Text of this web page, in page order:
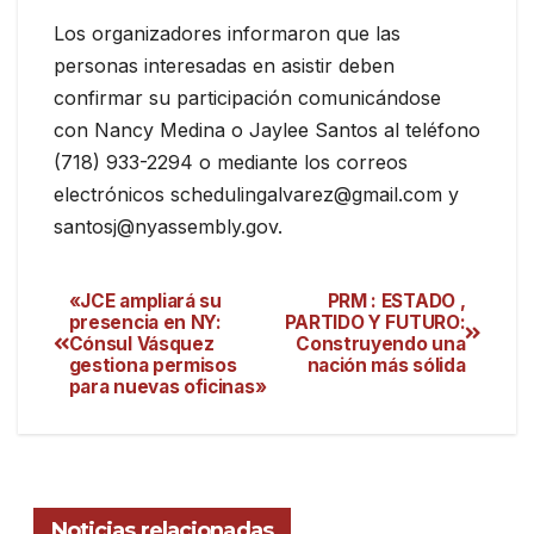
Los organizadores informaron que las
personas interesadas en asistir deben
confirmar su participación comunicándose
con Nancy Medina o Jaylee Santos al teléfono
(718) 933-2294 o mediante los correos
electrónicos schedulingalvarez@gmail.com y
santosj@nyassembly.gov.
PRM : ESTADO ,
PARTIDO Y FUTURO:
Construyendo una
nación más sólida
«JCE ampliará su
presencia en NY:
Cónsul Vásquez
gestiona permisos
para nuevas oficinas»